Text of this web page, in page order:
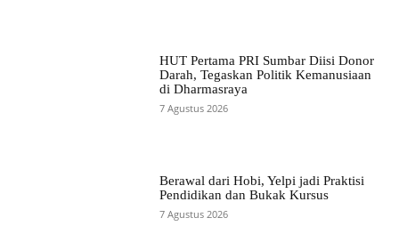
HUT Pertama PRI Sumbar Diisi Donor
Darah, Tegaskan Politik Kemanusiaan
di Dharmasraya
7 Agustus 2026
Berawal dari Hobi, Yelpi jadi Praktisi
Pendidikan dan Bukak Kursus
7 Agustus 2026